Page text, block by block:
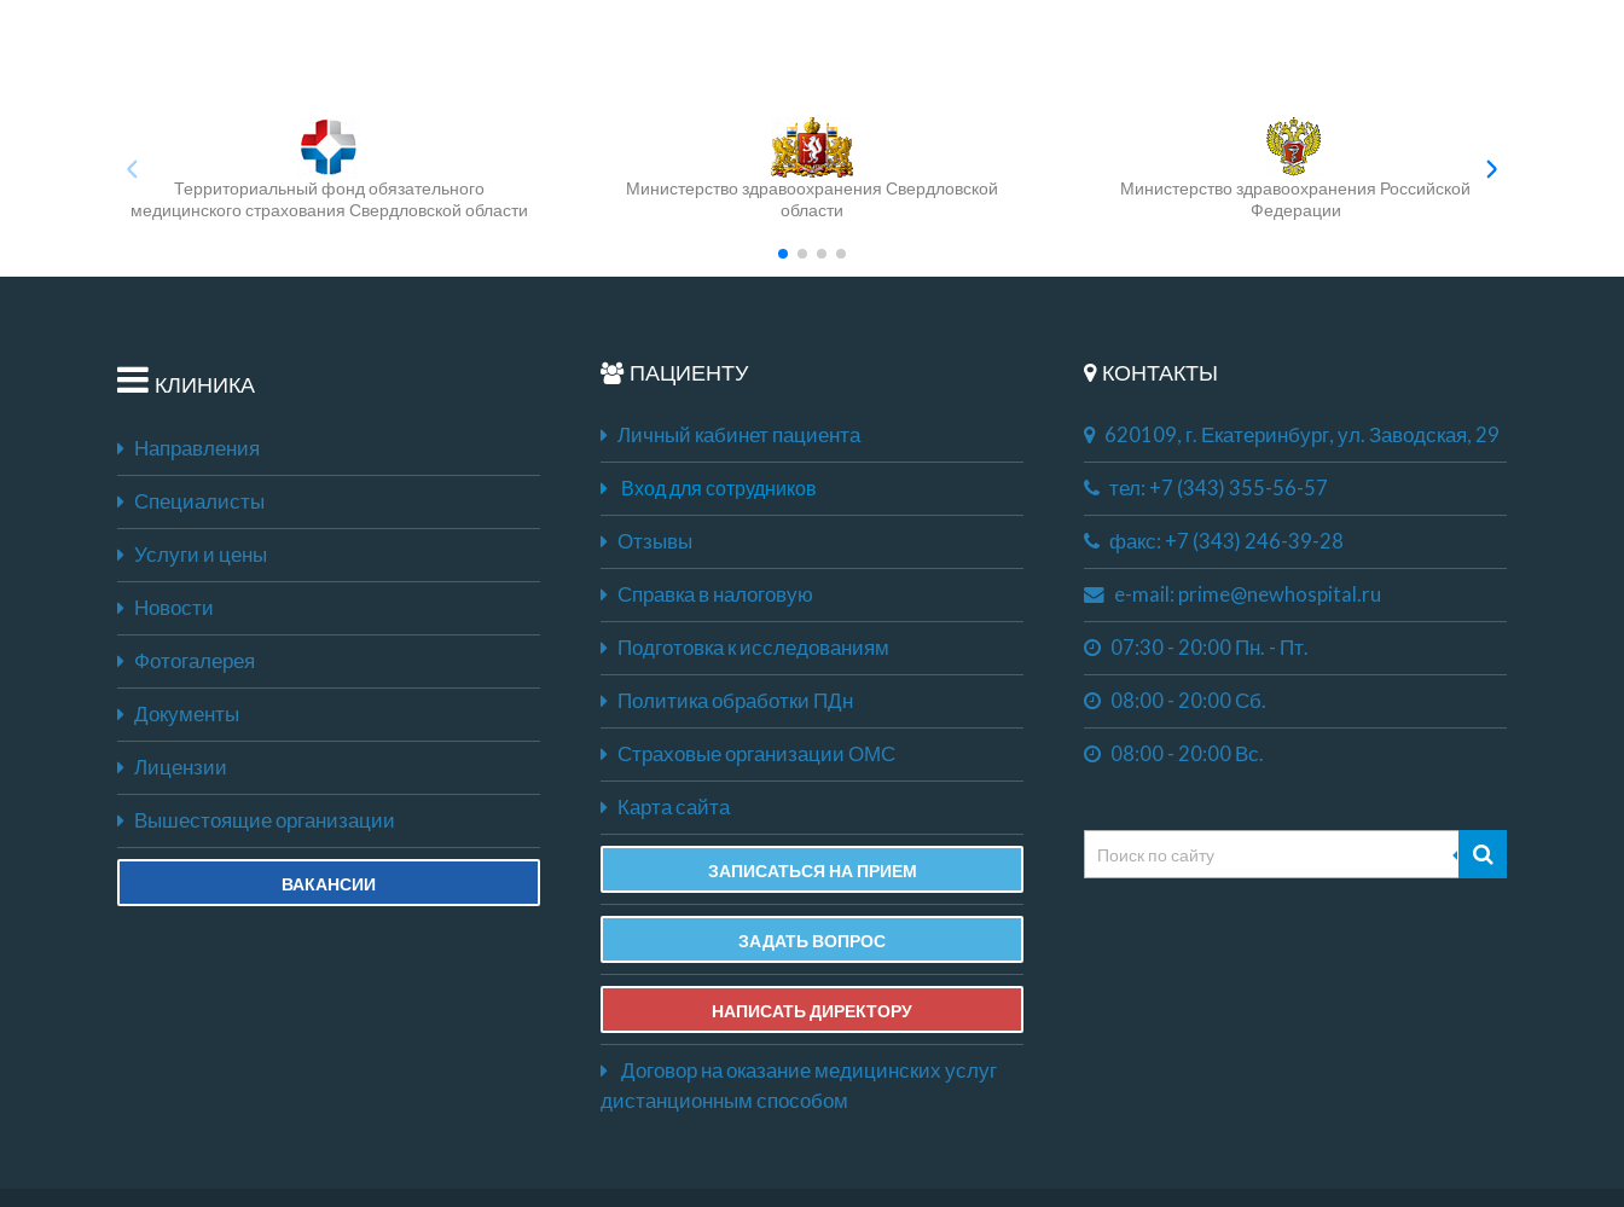
Территориальный фонд обязательного
медицинского страхования Свердловской области
Министерство здравоохранения Свердловской
области
Министерство здравоохранения Российской
Федерации
КЛИНИКА
Направления
Специалисты
Услуги и цены
Новости
Фотогалерея
Документы
Лицензии
Вышестоящие организации
ВАКАНСИИ
ПАЦИЕНТУ
Личный кабинет пациента
Вход для сотрудников
Отзывы
Справка в налоговую
Подготовка к исследованиям
Политика обработки ПДн
Страховые организации ОМС
Карта сайта
ЗАПИСАТЬСЯ НА ПРИЕМ
ЗАДАТЬ ВОПРОС
НАПИСАТЬ ДИРЕКТОРУ
Договор на оказание медицинских услуг
дистанционным способом
КОНТАКТЫ
620109, г. Екатеринбург, ул. Заводская, 29
тел: +7 (343) 355-56-57
факс: +7 (343) 246-39-28
e-mail: prime@newhospital.ru
07:30 - 20:00 Пн. - Пт.
08:00 - 20:00 Сб.
08:00 - 20:00 Вс.